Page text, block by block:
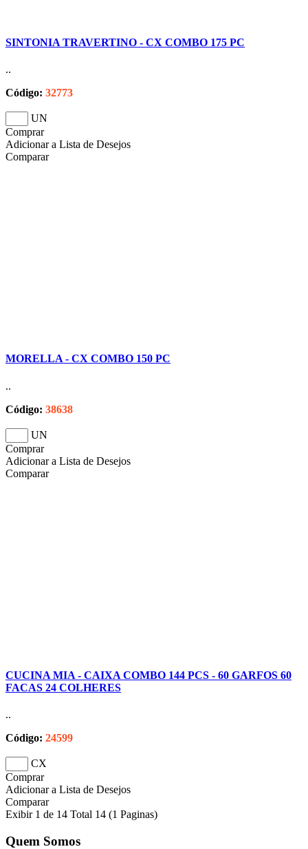
SINTONIA TRAVERTINO - CX COMBO 175 PC
..
Código: 32773
UN
Comprar
Adicionar a Lista de Desejos
Comparar
MORELLA - CX COMBO 150 PC
..
Código: 38638
UN
Comprar
Adicionar a Lista de Desejos
Comparar
CUCINA MIA - CAIXA COMBO 144 PCS - 60 GARFOS 60
FACAS 24 COLHERES
..
Código: 24599
CX
Comprar
Adicionar a Lista de Desejos
Comparar
Exibir 1 de 14 Total 14 (1 Paginas)
Quem Somos